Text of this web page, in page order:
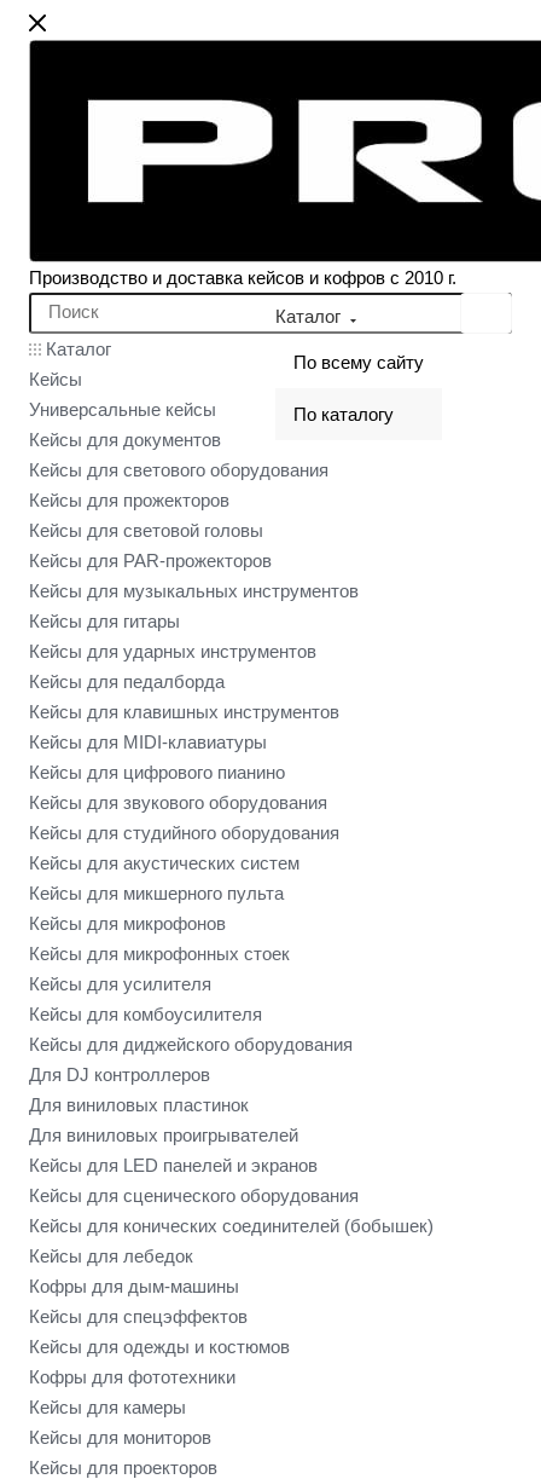
Производство и доставка кейсов и кофров с 2010 г.
Каталог
По всему сайту
По каталогу
Каталог
Кейсы
Универсальные кейсы
Кейсы для документов
Кейсы для светового оборудования
Кейсы для прожекторов
Кейсы для световой головы
Кейсы для PAR-прожекторов
Кейсы для музыкальных инструментов
Кейсы для гитары
Кейсы для ударных инструментов
Кейсы для педалборда
Кейсы для клавишных инструментов
Кейсы для MIDI-клавиатуры
Кейсы для цифрового пианино
Кейсы для звукового оборудования
Кейсы для студийного оборудования
Кейсы для акустических систем
Кейсы для микшерного пульта
Кейсы для микрофонов
Кейсы для микрофонных стоек
Кейсы для усилителя
Кейсы для комбоусилителя
Кейсы для диджейского оборудования
Для DJ контроллеров
Для виниловых пластинок
Для виниловых проигрывателей
Кейсы для LED панелей и экранов
Кейсы для сценического оборудования
Кейсы для конических соединителей (бобышек)
Кейсы для лебедок
Кофры для дым-машины
Кейсы для спецэффектов
Кейсы для одежды и костюмов
Кофры для фототехники
Кейсы для камеры
Кейсы для мониторов
Кейсы для проекторов